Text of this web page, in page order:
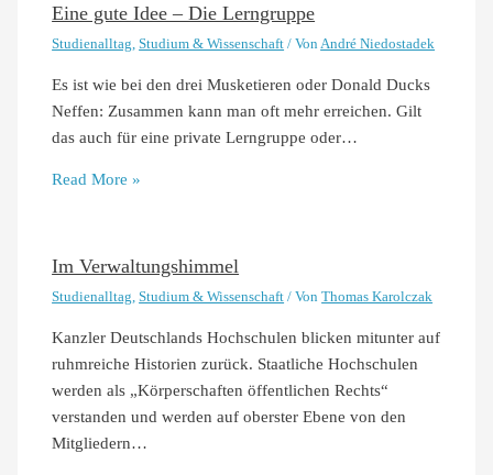
Eine gute Idee – Die Lerngruppe
Studienalltag,Studium & Wissenschaft / VonAndré Niedostadek
Es ist wie bei den drei Musketieren oder Donald Ducks
Neffen: Zusammen kann man oft mehr erreichen. Gilt
das auch für eine private Lerngruppe oder…
Read More »
Im Verwaltungshimmel
Studienalltag,Studium & Wissenschaft / VonThomas Karolczak
Kanzler Deutschlands Hochschulen blicken mitunter auf
ruhmreiche Historien zurück. Staatliche Hochschulen
werden als „Körperschaften öffentlichen Rechts“
verstanden und werden auf oberster Ebene von den
Mitgliedern…